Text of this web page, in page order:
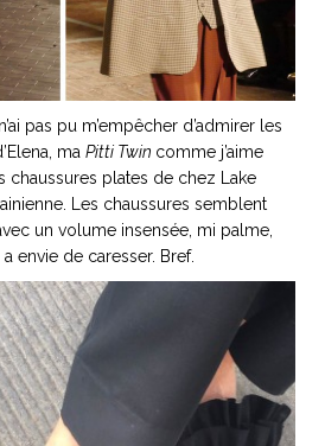
pas pu m’empêcher d’admirer les
ma Pitti Twin comme j’aime
chaussures plates de chez Lake
Les chaussures semblent
un volume insensée, mi palme,
envie de caresser. Bref.